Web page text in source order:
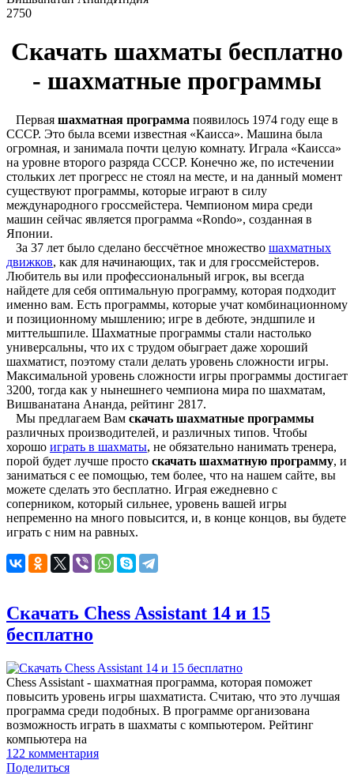
2750
Скачать шахматы бесплатно
- шахматные программы
Первая шахматная программа появилось 1974 году еще в
СССР. Это была всеми известная «Каисса». Машина была
огромная, и занимала почти целую комнату. Играла «Каисса»
на уровне второго разряда СССР. Конечно же, по истечении
стольких лет прогресс не стоял на месте, и на данный момент
существуют программы, которые играют в силу
международного гроссмейстера. Чемпионом мира среди
машин сейчас является программа «Rondo», созданная в
Японии.
За 37 лет было сделано бессчётное множество шахматных
движков, как для начинающих, так и для гроссмейстеров.
Любитель вы или профессиональный игрок, вы всегда
найдете для себя оптимальную программу, которая подходит
именно вам. Есть программы, которые учат комбинационному
и позиционному мышлению; игре в дебюте, эндшпиле и
миттельшпиле. Шахматные программы стали настолько
универсальны, что их с трудом обыграет даже хороший
шахматист, поэтому стали делать уровень сложности игры.
Максимальной уровень сложности игры программы достигает
3200, тогда как у нынешнего чемпиона мира по шахматам,
Вишванатана Ананда, рейтинг 2817.
Мы предлагаем Вам скачать шахматные программы
различных производителей, и различных типов. Чтобы
хорошо играть в шахматы, не обязательно нанимать тренера,
порой будет лучше просто скачать шахматную программу, и
заниматься с ее помощью, тем более, что на нашем сайте, вы
можете сделать это бесплатно. Играя ежедневно с
соперником, который сильнее, уровень вашей игры
непременно на много повысится, и, в конце концов, вы будете
играть с ним на равных.
Скачать Chess Assistant 14 и 15
бесплатно
Chess Assistant - шахматная программа, которая поможет
повысить уровень игры шахматиста. Считаю, что это лучшая
программа среди подобных. В программе организована
возможность играть в шахматы с компьютером. Рейтинг
компьютера на
122 комментария
Поделиться